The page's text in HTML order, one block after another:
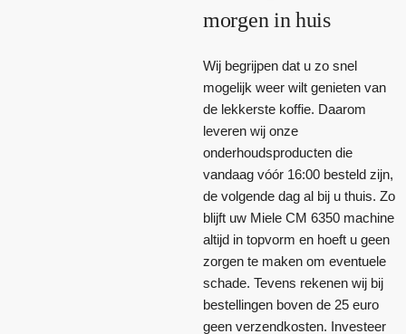
morgen in huis
Wij begrijpen dat u zo snel
mogelijk weer wilt genieten van
de lekkerste koffie. Daarom
leveren wij onze
onderhoudsproducten die
vandaag vóór 16:00 besteld zijn,
de volgende dag al bij u thuis. Zo
blijft uw Miele CM 6350 machine
altijd in topvorm en hoeft u geen
zorgen te maken om eventuele
schade. Tevens rekenen wij bij
bestellingen boven de 25 euro
geen verzendkosten. Investeer